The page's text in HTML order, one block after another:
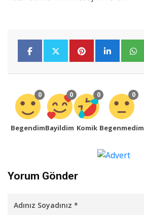
0
Begendim
0
Bayildim
0
Komik
0
Begenmedim
Yorum Gönder